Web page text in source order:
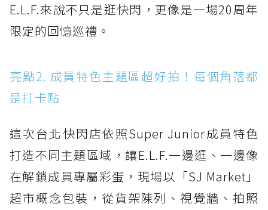
E.L.F.來說不只是逛快閃，更像是一場20周年
限定的回憶巡禮。
亮點2. 成員特色主題區超好拍！每個角落都
是打卡點
這次台北快閃店依照Super Junior成員特色
打造不同主題區域，讓E.L.F.一邊逛、一邊像
在解鎖成員專屬彩蛋，現場以「SJ Market」
超市概念包裝，從貨架陳列、視覺牆、拍照